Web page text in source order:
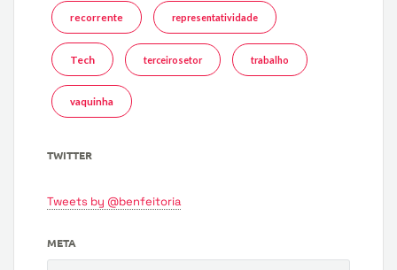
recorrente representatividade
Tech terceirosetor trabalho
vaquinha
TWITTER
Tweets by @benfeitoria
META